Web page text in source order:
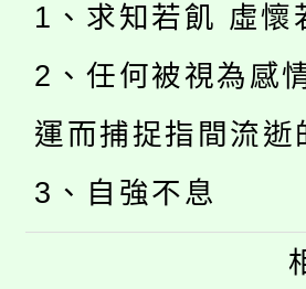
1、求知若飢 虛懷
2、任何被視為感
運而捕捉指間流逝
3、自強不息